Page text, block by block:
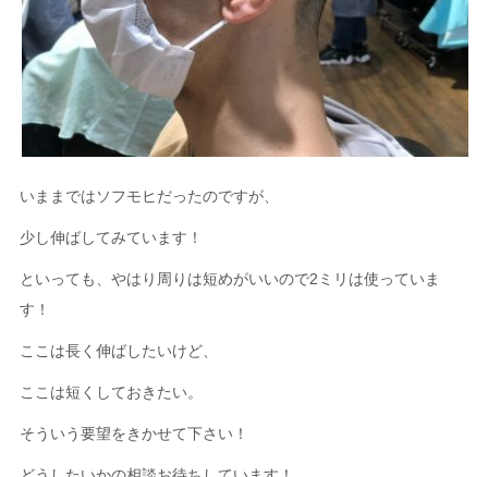
いままではソフモヒだったのですが、
少し伸ばしてみています！
といっても、やはり周りは短めがいいので2ミリは使っていま
す！
ここは長く伸ばしたいけど、
ここは短くしておきたい。
そういう要望をきかせて下さい！